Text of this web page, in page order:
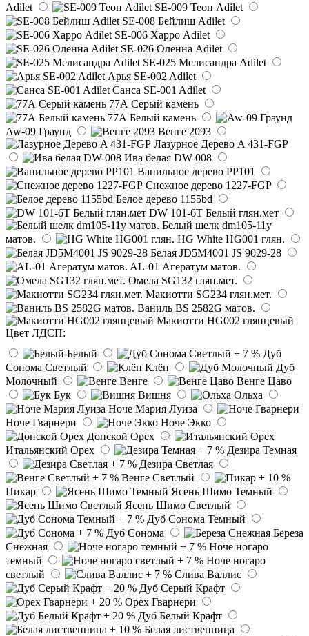
Adilet
SE-009 Теон Adilet
SE-008 Бейлиш Adilet
SE-006 Харро Adilet
SE-026 Оленна Adilet
SE-025 Мелисандра Adilet
Арья SE-002 Adilet
Санса SE-001 Adilet
77А Серый камень
77А Белый камень
Aw-09 Граунд
Венге 2093
Лазурное Дерево A 431-FGP
Ива белая DW-008
Ванильное дерево PP101
Снежное дерево 1227-FGP
Белое дерево 1155bd
DW 101-6T Белый глян.мет
Белый шелк dm105-11y
матов.
HG White HG001 глян.
Белая JD5M4001 JS 9029-28
AL-01 Агератум матов.
Омела SG132 глян.мет.
Макиотти SG234 глян.мет.
Ваниль BS 2582G матов.
Макиотти HG002 глянцевый
Цвет ЛДСП:
Белый
Дуб
Сонома Светлый
Клён
Дуб
Молочный
Венге
Венге Цаво
Бук
Вишня
Ольха
Ноче Мария Луиза
Ноче Гварнери
Ноче Экко
Донской Орех
Итальянский Орех
Дезира Темная
Дезира Светлая
Венге Светлый
Пикар
Ясень Шимо Темный
Ясень Шимо Светлый
Дуб Сонома Темный
Дуб Сонома
Береза
Снежная
Ноче ногаро
темный
Ноче ногаро
светлый
Слива Валлис
Дуб Серый Крафт
Орех Гварнери
Дуб Белый Крафт
Белая лиственница